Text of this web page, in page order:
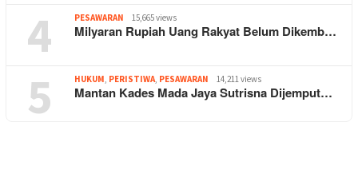
4 PESAWARAN 15,665 views
Milyaran Rupiah Uang Rakyat Belum Dikemb…
5 HUKUM PERISTIWA PESAWARAN 14,211 views
Mantan Kades Mada Jaya Sutrisna Dijemput…